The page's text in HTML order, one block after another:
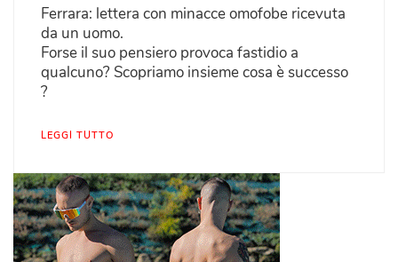
Ferrara: lettera con minacce omofobe ricevuta
da un uomo.
Forse il suo pensiero provoca fastidio a
qualcuno? Scopriamo insieme cosa è successo
?
LEGGI TUTTO